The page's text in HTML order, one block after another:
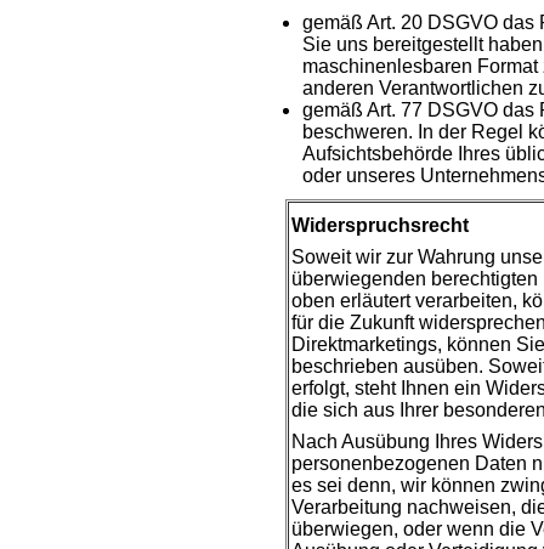
gemäß Art. 20 DSGVO das
Sie uns bereitgestellt
maschinenlesbaren
anderen Verantwortlichen
gemäß Art. 77 DSGVO das
beschweren. In der Regel
Aufsichtsbehörde Ihres
oder unseres
Widerspruchsrecht
Soweit wir zur Wahrung
überwiegenden
oben erläutert verarbeiten,
für die Zukunft
Direktmarketings, können
beschrieben ausüben.
erfolgt, steht Ihnen ein
die sich aus Ihrer
Nach Ausübung Ihres
personenbezogenen Daten
es sei denn, wir können
Verarbeitung nachweisen,
überwiegen, oder wenn die